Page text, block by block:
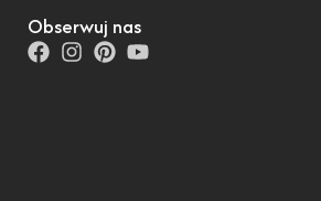
Obserwuj nas